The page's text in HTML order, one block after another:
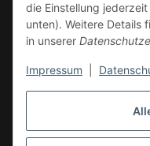
die Einstellung
unten). Weitere Details
in unserer
Impressum
Gesetzliche